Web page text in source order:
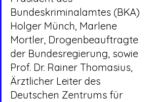
Bundeskriminalamtes (BKA)
Holger Münch, Marlene
Mortler, Drogenbeauftragte
der Bundesregierung, sowie
Prof. Dr. Rainer Thomasius,
Ärztlicher Leiter des
Deutschen Zentrums für